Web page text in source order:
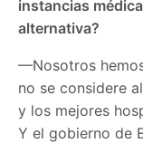
instancias
alternativa?
—Nosotros
no se considere
y los mejores
Y el gobierno de